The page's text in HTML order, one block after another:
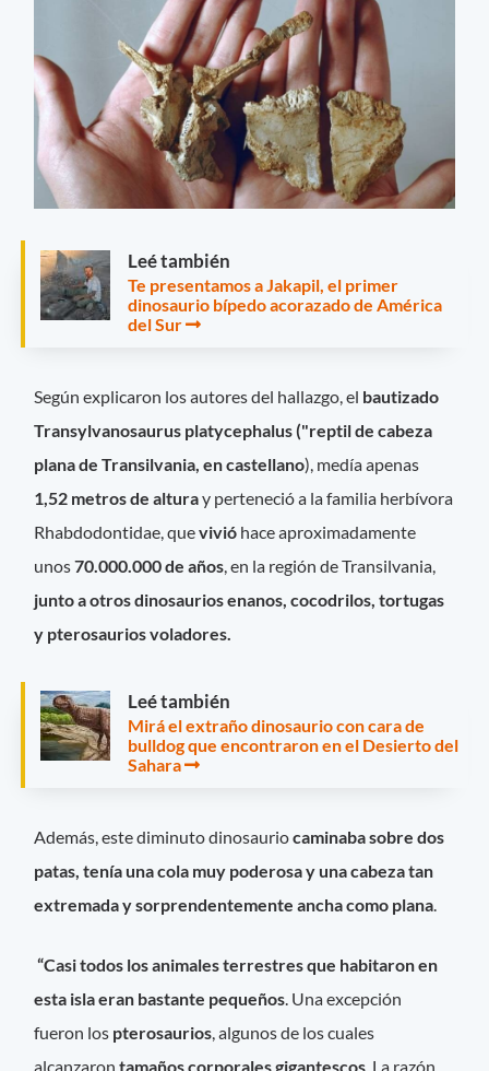
Leé también
Te presentamos a Jakapil, el primer
dinosaurio bípedo acorazado de América
del Sur
Según explicaron los autores del hallazgo, el bautizado
Transylvanosaurus platycephalus ("reptil de cabeza
plana de Transilvania, en castellano), medía apenas
1,52 metros de alturay perteneció a la familia herbívora
Rhabdodontidae, quevivió hace aproximadamente
unos70.000.000 de años , en la región de Transilvania,
junto a otros dinosaurios enanos, cocodrilos, tortugas
y pterosaurios voladores.
Leé también
Mirá el extraño dinosaurio con cara de
bulldog que encontraron en el Desierto del
Sahara
Además, este diminuto dinosauriocaminaba sobre dos
patas, tenía una cola muy poderosa y una cabeza tan
extremada y sorprendentemente ancha como plana.
“Casi todos los animales terrestres que habitaron en
esta isla eran bastante pequeños. Una excepción
fueron los pterosaurios, algunos de los cuales
alcanzarontamaños corporales gigantescos . La razón